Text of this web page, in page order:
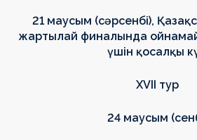
21 маусым (сәрсенбі),
жартылай финалында
үшін қосалқы
ХVII тур
24 маусым